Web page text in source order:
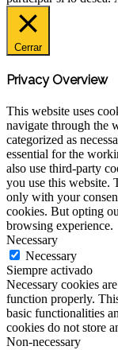
Cerrar
Privacy Overview
This website uses
navigate through the
categorized as
essential for the
also use third-party
you use this website.
only with your
cookies. But opting
browsing experience.
Necessary
Necessary
Siempre activado
Necessary cookies
function properly.
basic functionalities
cookies do not store
Non-necessary